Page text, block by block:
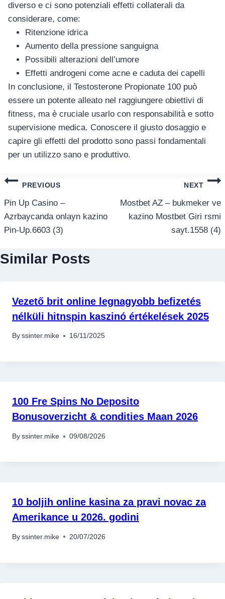
diverso e ci sono potenziali effetti collaterali da
considerare, come:
Ritenzione idrica
Aumento della pressione sanguigna
Possibili alterazioni dell’umore
Effetti androgeni come acne e caduta dei capelli
In conclusione, il Testosterone Propionate 100 può
essere un potente alleato nel raggiungere obiettivi di
fitness, ma è cruciale usarlo con responsabilità e sotto
supervisione medica. Conoscere il giusto dosaggio e
capire gli effetti del prodotto sono passi fondamentali
per un utilizzo sano e produttivo.
แนะแนว
เรื่อง
PREVIOUS
Pin Up Casino –
Azrbaycanda onlayn kazino
Pin-Up.6603 (3)
NEXT
Mostbet AZ – bukmeker ve
kazino Mostbet Giri rsmi
sayt.1558 (4)
Similar Posts
Vezető brit online legnagyobb befizetés
nélküli hitnspin kaszinó értékelések 2025
By ssinter.mike 16/11/2025
100 Fre Spins No Deposito
Bonusoverzicht & condities Maan 2026
By ssinter.mike 09/08/2026
10 boljih online kasina za pravi novac za
Amerikance u 2026. godini
By ssinter.mike 20/07/2026